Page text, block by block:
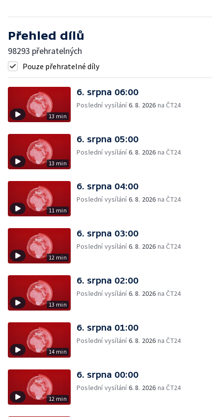
Přehled dílů
98293 přehratelných
Pouze přehratelné díly
13 min
6. srpna 06:00
Poslední vysílání6. 8. 2026 na ČT24
13 min
6. srpna 05:00
Poslední vysílání6. 8. 2026 na ČT24
11 min
6. srpna 04:00
Poslední vysílání6. 8. 2026 na ČT24
12 min
6. srpna 03:00
Poslední vysílání6. 8. 2026 na ČT24
13 min
6. srpna 02:00
Poslední vysílání6. 8. 2026 na ČT24
14 min
6. srpna 01:00
Poslední vysílání6. 8. 2026 na ČT24
12 min
6. srpna 00:00
Poslední vysílání6. 8. 2026 na ČT24